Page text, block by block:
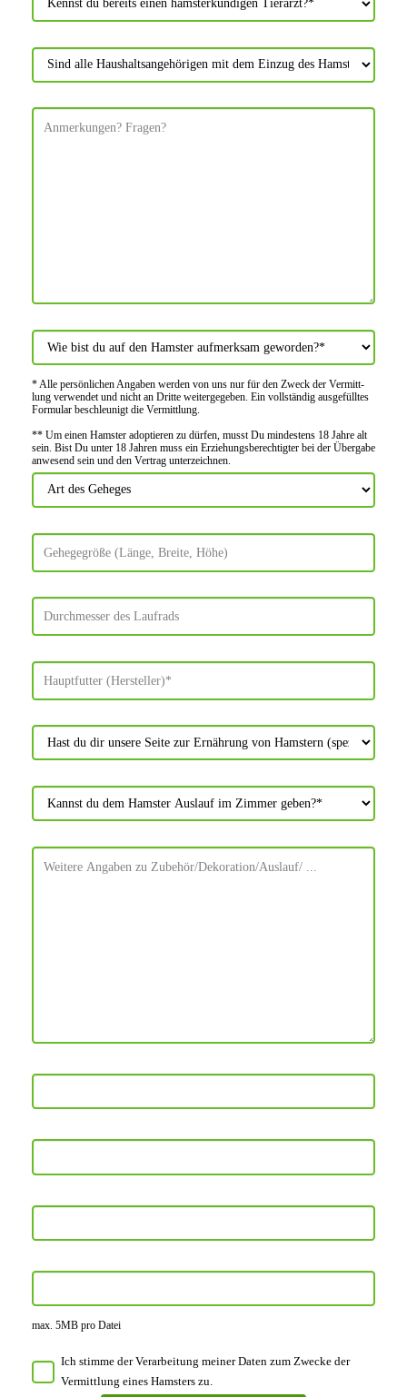
* Alle persön­lichen Angaben werden von uns nur für den Zweck der Vermitt­
lung verwendet und nicht an Dritte weiter­gegeben. Ein voll­ständig ausge­fülltes
Formular beschleu­nigt die Vermitt­lung.
** Um einen Hamster adoptieren zu dürfen, musst Du mindes­tens 18 Jahre alt
sein. Bist Du unter 18 Jahren muss ein Erziehungs­berechtigter bei der Über­gabe
anwes­end sein und den Vertrag unter­zeichnen.
max. 5MB pro Datei
Ich stimme der Verarbeitung meiner Daten zum Zwecke der
Vermittlung eines Hamsters zu.